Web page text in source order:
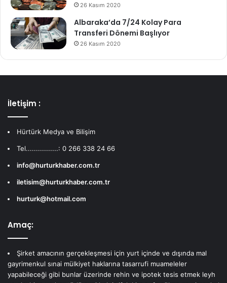
26 Kasım 2020
Albaraka’da 7/24 Kolay Para
Transferi Dönemi Başlıyor
26 Kasım 2020
İletişim :
Hürtürk Medya ve Bilişim
Tel................: 0 266 338 24 66
info@hurturkhaber.com.tr
iletisim@hurturkhaber.com.tr
hurturk@hotmail.com
Amaç:
Şirket amacının gerçekleşmesi için yurt içinde ve dışında mal
gayrimenkul sınai mülkiyet haklarına tasarrufi muameleler
yapabileceği gibi bunlar üzerinde rehin ve ipotek tesis etmek leyh